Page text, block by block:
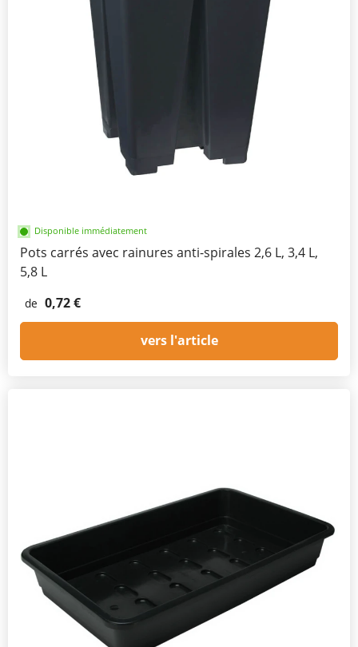
Disponible immédiatement
Pots carrés avec rainures anti-spirales 2,6 L, 3,4 L,
5,8 L
de 0,72 €
vers l'article